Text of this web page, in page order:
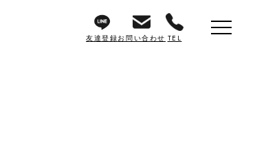
友達登録お問い合わせ TEL